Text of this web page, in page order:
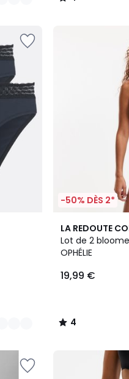
/
-50% DÈS 2*
LA REDOUTE
Lot de 2
OPHÉLIE
19,99 €
4
/
5
4
/